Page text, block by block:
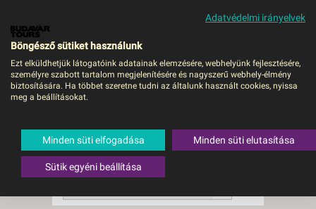
MENÜ
Beni Mellal
megfelelő utazásttaláltunk.
A keresővel tovább szűkítheti a
találati listát!
RENDEZÉS:
Adatvédelmi irányelvek
Böngésző sütiket használunk
Ezt elküldhetjük látogatóink adatainak elemzésére, webhelyünk fejlesztésére,
személyre szabott tartalom megjelenítésére és nagyszerű webhely-élmény
biztosítására. Ha többet szeretne tudni az általunk használt cookies, nyissa
meg a beállításokat.
Minden süti elfogadása Minden süti elutasítása
Sütik egyéni beállítása